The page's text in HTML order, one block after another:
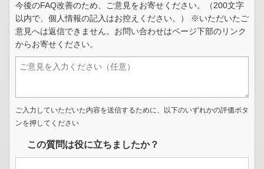
今後のFAQ改善のため、ご意見をお寄せください。（200文字
以内で、個人情報の記入はお控えください。） ※いただいたご
意見へは返信できません。お問い合わせはページ下部のリンク
からお寄せください。
ご入力していただいた内容を送信するために、以下のいずれかの評価ボタ
ンを押してください
この質問は役に立ちましたか？